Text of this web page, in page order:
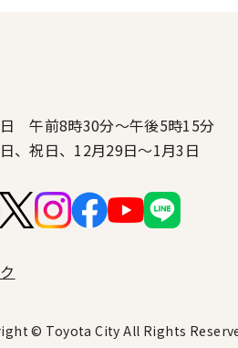
午前8時30分～午後5時15分
、祝日、12月29日～1月3日
© Toyota City All Rights